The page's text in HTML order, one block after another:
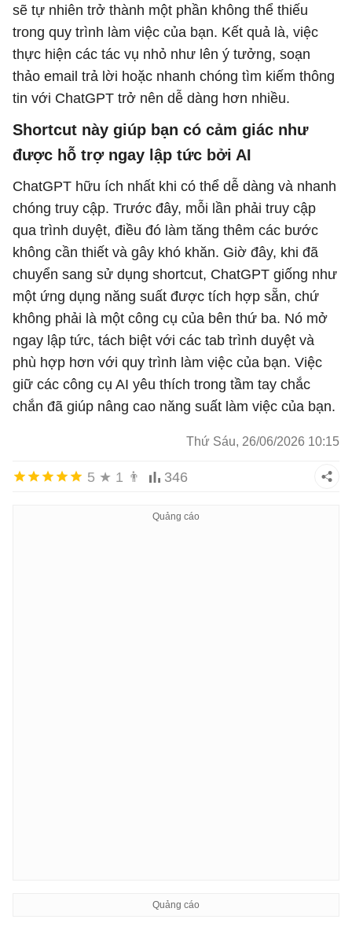
sẽ tự nhiên trở thành một phần không thể thiếu
trong quy trình làm việc của bạn. Kết quả là, việc
thực hiện các tác vụ nhỏ như lên ý tưởng, soạn
thảo email trả lời hoặc nhanh chóng tìm kiếm thông
tin với ChatGPT trở nên dễ dàng hơn nhiều.
Shortcut này giúp bạn có cảm giác như
được hỗ trợ ngay lập tức bởi AI
ChatGPT hữu ích nhất khi có thể dễ dàng và nhanh
chóng truy cập. Trước đây, mỗi lần phải truy cập
qua trình duyệt, điều đó làm tăng thêm các bước
không cần thiết và gây khó khăn. Giờ đây, khi đã
chuyển sang sử dụng shortcut, ChatGPT giống như
một ứng dụng năng suất được tích hợp sẵn, chứ
không phải là một công cụ của bên thứ ba. Nó mở
ngay lập tức, tách biệt với các tab trình duyệt và
phù hợp hơn với quy trình làm việc của bạn. Việc
giữ các công cụ AI yêu thích trong tầm tay chắc
chắn đã giúp nâng cao năng suất làm việc của bạn.
Thứ Sáu, 26/06/2026 10:15
5 ★ 1 👨 346